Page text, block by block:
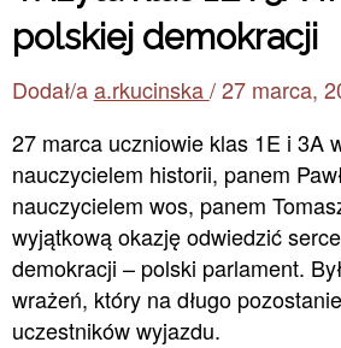
polskiej demokracji
Dodał/a a.rkucinska/27 marca,
27 marca uczniowie klas 1E i 3A
nauczycielem historii, panem
nauczycielem wos, panem
wyjątkową okazję odwiedzić
demokracji – polski parlament.
wrażeń, który na długo
uczestników wyjazdu.